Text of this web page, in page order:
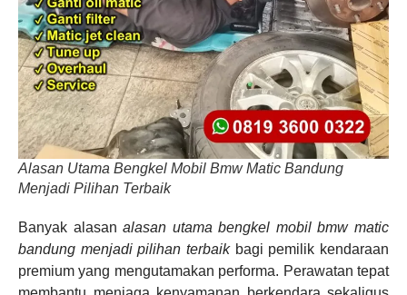
Alasan Utama Bengkel Mobil Bmw Matic Bandung
Menjadi Pilihan Terbaik
Banyak alasanalasan utama bengkel mobil bmw matic
bandung menjadi pilihan terbaikbagi pemilik kendaraan
premium yang mengutamakan performa. Perawatan tepat